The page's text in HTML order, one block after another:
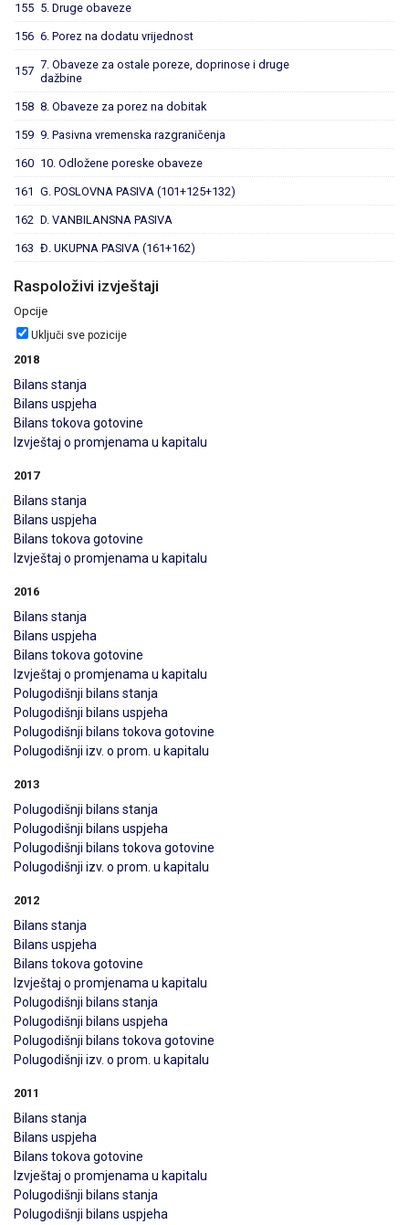
155 5. Druge obaveze
156 6. Porez na dodatu vrijednost
157 7. Obaveze za ostale poreze, doprinose i druge
dažbine
158 8. Obaveze za porez na dobitak
159 9. Pasivna vremenska razgraničenja
160 10. Odložene poreske obaveze
161 G. POSLOVNA PASIVA (101+125+132)
162 D. VANBILANSNA PASIVA
163 Đ. UKUPNA PASIVA (161+162)
Raspoloživi izvještaji
Opcije
Uključi sve pozicije
2018
Bilans stanja
Bilans uspjeha
Bilans tokova gotovine
Izvještaj o promjenama u kapitalu
2017
Bilans stanja
Bilans uspjeha
Bilans tokova gotovine
Izvještaj o promjenama u kapitalu
2016
Bilans stanja
Bilans uspjeha
Bilans tokova gotovine
Izvještaj o promjenama u kapitalu
Polugodišnji bilans stanja
Polugodišnji bilans uspjeha
Polugodišnji bilans tokova gotovine
Polugodišnji izv. o prom. u kapitalu
2013
Polugodišnji bilans stanja
Polugodišnji bilans uspjeha
Polugodišnji bilans tokova gotovine
Polugodišnji izv. o prom. u kapitalu
2012
Bilans stanja
Bilans uspjeha
Bilans tokova gotovine
Izvještaj o promjenama u kapitalu
Polugodišnji bilans stanja
Polugodišnji bilans uspjeha
Polugodišnji bilans tokova gotovine
Polugodišnji izv. o prom. u kapitalu
2011
Bilans stanja
Bilans uspjeha
Bilans tokova gotovine
Izvještaj o promjenama u kapitalu
Polugodišnji bilans stanja
Polugodišnji bilans uspjeha